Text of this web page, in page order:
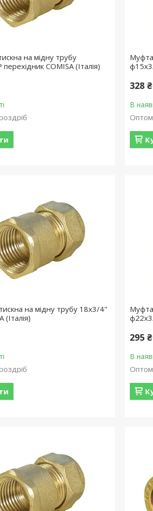
на мідну трубу
COMISA (Італія)
Муфта
328 ₴
В
Оптом
на мідну трубу 18х3/4"
(Італія)
Муфта
295 ₴
В
Оптом